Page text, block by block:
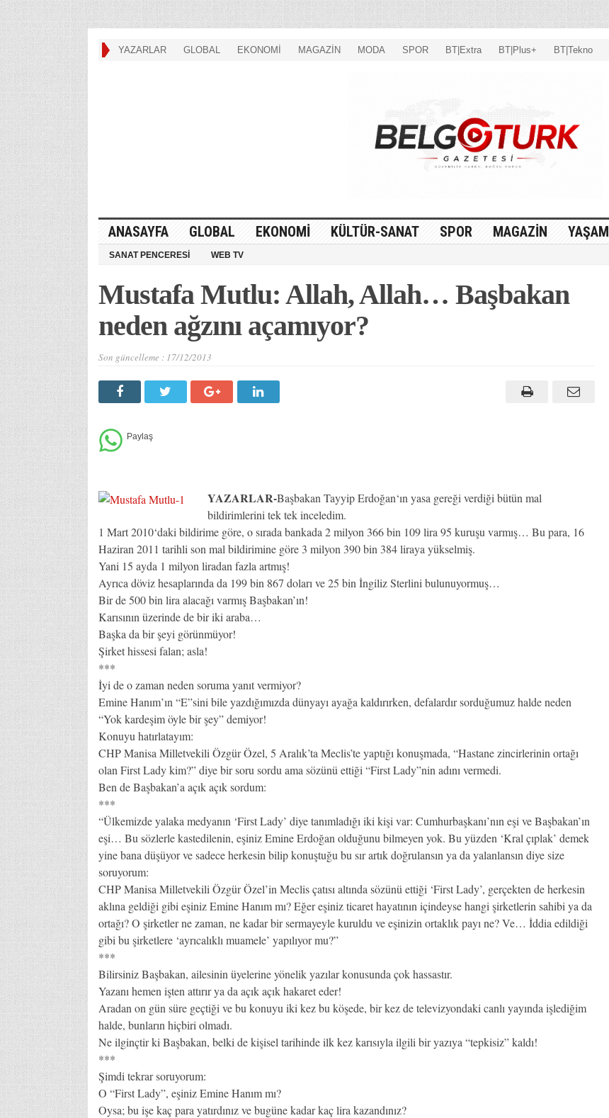
YAZARLAR GLOBAL EKONOMİ MAGAZİN MODA SPOR BT|Extra BT|Plus+ BT|Tekno
ANASAYFA GLOBAL EKONOMİ KÜLTÜR-SANAT SPOR MAGAZİN YAŞAM
SANAT PENCERESİ WEB TV
Mustafa Mutlu: Allah, Allah… Başbakan
neden ağzını açamıyor?
Son güncelleme : 17/12/2013
YAZARLAR-Başbakan Tayyip Erdoğan‘ın yasa gereği verdiği bütün mal
bildirimlerini tek tek inceledim.
1 Mart 2010‘daki bildirime göre, o sırada bankada 2 milyon 366 bin 109 lira 95 kuruşu varmış… Bu para, 16
Haziran 2011 tarihli son mal bildirimine göre 3 milyon 390 bin 384 liraya yükselmiş.
Yani 15 ayda 1 milyon liradan fazla artmış!
Ayrıca döviz hesaplarında da 199 bin 867 doları ve 25 bin İngiliz Sterlini bulunuyormuş…
Bir de 500 bin lira alacağı varmış Başbakan’ın!
Karısının üzerinde de bir iki araba…
Başka da bir şeyi görünmüyor!
Şirket hissesi falan; asla!
***
İyi de o zaman neden soruma yanıt vermiyor?
Emine Hanım’ın “E”sini bile yazdığımızda dünyayı ayağa kaldırırken, defalardır sorduğumuz halde neden
“Yok kardeşim öyle bir şey” demiyor!
Konuyu hatırlatayım:
CHP Manisa Milletvekili Özgür Özel, 5 Aralık’ta Meclis’te yaptığı konuşmada, “Hastane zincirlerinin ortağı
olan First Lady kim?” diye bir soru sordu ama sözünü ettiği “First Lady”nin adını vermedi.
Ben de Başbakan’a açık açık sordum:
***
“Ülkemizde yalaka medyanın ‘First Lady’ diye tanımladığı iki kişi var: Cumhurbaşkanı’nın eşi ve Başbakan’ın
eşi… Bu sözlerle kastedilenin, eşiniz Emine Erdoğan olduğunu bilmeyen yok. Bu yüzden ‘Kral çıplak’ demek
yine bana düşüyor ve sadece herkesin bilip konuştuğu bu sır artık doğrulansın ya da yalanlansın diye size
soruyorum:
CHP Manisa Milletvekili Özgür Özel’in Meclis çatısı altında sözünü ettiği ‘First Lady’, gerçekten de herkesin
aklına geldiği gibi eşiniz Emine Hanım mı? Eğer eşiniz ticaret hayatının içindeyse hangi şirketlerin sahibi ya da
ortağı? O şirketler ne zaman, ne kadar bir sermayeyle kuruldu ve eşinizin ortaklık payı ne? Ve… İddia edildiği
gibi bu şirketlere ‘ayrıcalıklı muamele’ yapılıyor mu?”
***
Bilirsiniz Başbakan, ailesinin üyelerine yönelik yazılar konusunda çok hassastır.
Yazanı hemen işten attırır ya da açık açık hakaret eder!
Aradan on gün süre geçtiği ve bu konuyu iki kez bu köşede, bir kez de televizyondaki canlı yayında işlediğim
halde, bunların hiçbiri olmadı.
Ne ilginçtir ki Başbakan, belki de kişisel tarihinde ilk kez karısıyla ilgili bir yazıya “tepkisiz” kaldı!
***
Şimdi tekrar soruyorum:
O “First Lady”, eşiniz Emine Hanım mı?
Oysa; bu işe kaç para yatırdınız ve bugüne kadar kaç lira kazandınız?